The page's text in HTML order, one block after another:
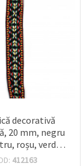
decorativă
20 mm, negru
roșu, verde,
galben - 5 m
412163